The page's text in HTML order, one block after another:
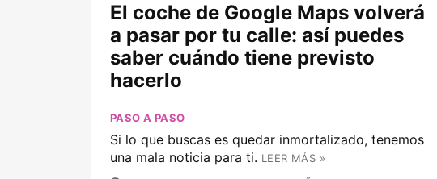
El coche de Google Maps volverá
a pasar por tu calle: así puedes
saber cuándo tiene previsto
hacerlo
PASO A PASO
Si lo que buscas es quedar inmortalizado, tenemos
una mala noticia para ti. LEER MÁS »